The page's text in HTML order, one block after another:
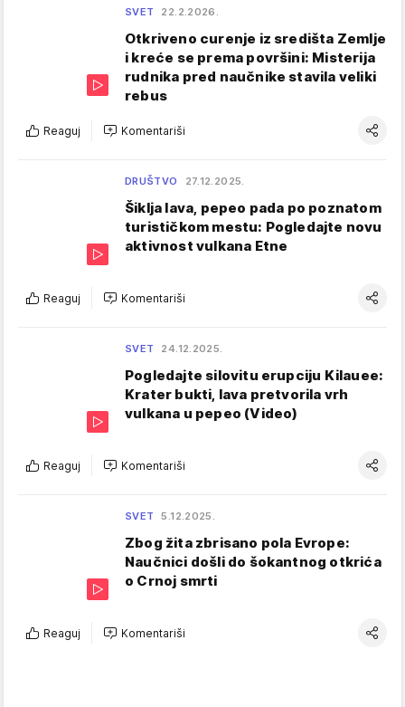
SVET 22.2.2026.
Otkriveno curenje iz središta Zemlje
i kreće se prema površini: Misterija
rudnika pred naučnike stavila veliki
rebus
Reaguj Komentariši
DRUŠTVO 27.12.2025.
Šiklja lava, pepeo pada po poznatom
turističkom mestu: Pogledajte novu
aktivnost vulkana Etne
Reaguj Komentariši
SVET 24.12.2025.
Pogledajte silovitu erupciju Kilauee:
Krater bukti, lava pretvorila vrh
vulkana u pepeo (Video)
Reaguj Komentariši
SVET 5.12.2025.
Zbog žita zbrisano pola Evrope:
Naučnici došli do šokantnog otkrića
o Crnoj smrti
Reaguj Komentariši